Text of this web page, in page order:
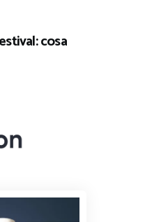
cosa